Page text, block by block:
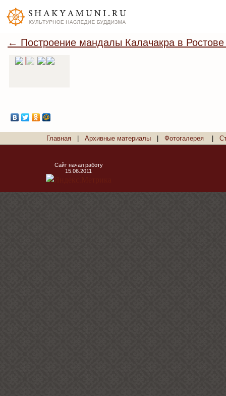
← Построение мандалы Калачакра в Ростове
Главная Архивные материалы Фотогалерея
Сайт начал работу
15.06.2011